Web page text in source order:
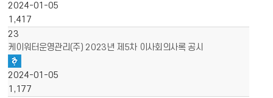
2024-01-05
1,417
23
케이워터운영관리(주) 2023년 제5차 이사회의사록 공시
2024-01-05
1,177